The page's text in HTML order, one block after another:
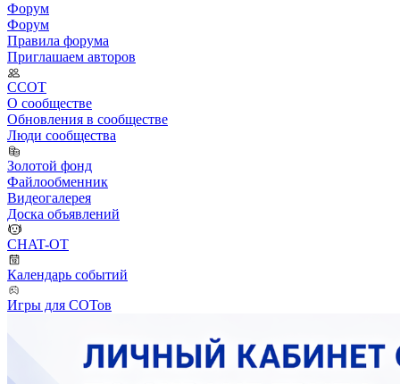
Форум
Форум
Правила форума
Приглашаем авторов
ССОТ
О сообществе
Обновления в сообществе
Люди сообщества
Золотой фонд
Файлообменник
Видеогалерея
Доска объявлений
CHAT-OT
Календарь событий
Игры для СОТов